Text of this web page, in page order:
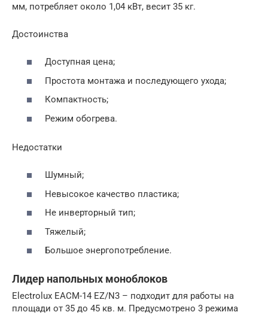
мм, потребляет около 1,04 кВт, весит 35 кг.
Достоинства
Доступная цена;
Простота монтажа и последующего ухода;
Компактность;
Режим обогрева.
Недостатки
Шумный;
Невысокое качество пластика;
Не инверторный тип;
Тяжелый;
Большое энергопотребление.
Лидер напольных моноблоков
Electrolux EACM-14 EZ/N3 – подходит для работы на
площади от 35 до 45 кв. м. Предусмотрено 3 режима